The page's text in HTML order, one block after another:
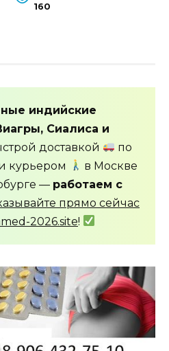
160
индийские
Сиалиса и
доставкой
по
курьером
в Москве
— работаем с
прямо сейчас
2026.site!